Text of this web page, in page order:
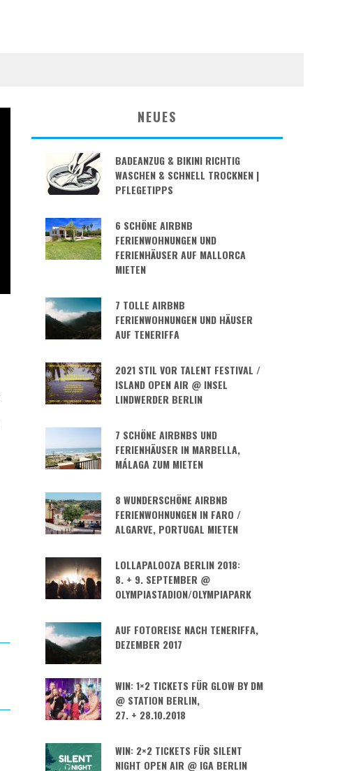
NEUES
BADEANZUG & BIKINI RICHTIG
WASCHEN & SCHNELL TROCKNEN |
PFLEGETIPPS
6 SCHÖNE AIRBNB
FERIENWOHNUNGEN UND
FERIENHÄUSER AUF MALLORCA
MIETEN
7 TOLLE AIRBNB
FERIENWOHNUNGEN UND HÄUSER
AUF TENERIFFA
2021 STIL VOR TALENT FESTIVAL /
ISLAND OPEN AIR @ INSEL
LINDWERDER BERLIN
7 SCHÖNE AIRBNBS UND
FERIENHÄUSER IN MARBELLA,
MÁLAGA ZUM MIETEN
8 WUNDERSCHÖNE AIRBNB
FERIENWOHNUNGEN IN FARO /
ALGARVE, PORTUGAL MIETEN
LOLLAPALOOZA BERLIN 2018:
8. + 9. SEPTEMBER @
OLYMPIASTADION/OLYMPIAPARK
AUF FOTOREISE NACH TENERIFFA,
DEZEMBER 2017
WIN: 1×2 TICKETS FÜR GLOW BY DM
@ STATION BERLIN,
27. + 28.10.2018
WIN: 2×2 TICKETS FÜR SILENT
NIGHT OPEN AIR @ IGA BERLIN